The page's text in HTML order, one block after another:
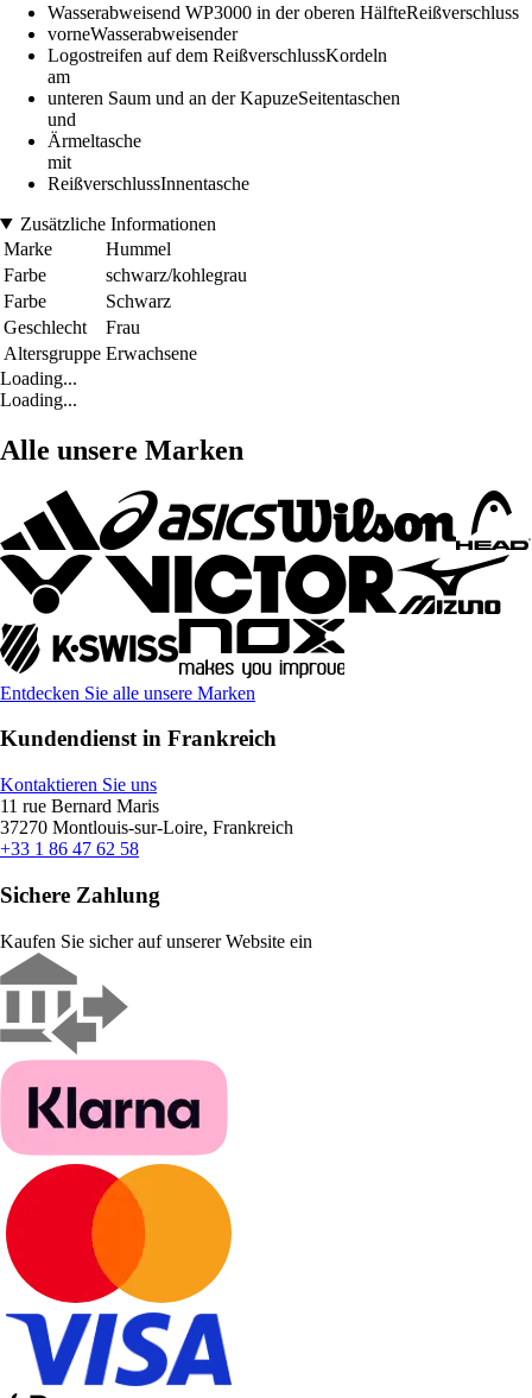
Wasserabweisend WP3000 in der oberen HälfteReißverschluss
vorneWasserabweisender
Logostreifen auf dem ReißverschlussKordeln
am
unteren Saum und an der KapuzeSeitentaschen
und
Ärmeltasche
mit
ReißverschlussInnentasche
Zusätzliche Informationen
Marke
Hummel
Farbe
schwarz/kohlegrau
Farbe
Schwarz
Geschlecht
Frau
Altersgruppe Erwachsene
Loading...
Loading...
Alle unsere Marken
Entdecken Sie alle unsere Marken
Kundendienst in Frankreich
Kontaktieren Sie uns
11 rue Bernard Maris
37270 Montlouis-sur-Loire, Frankreich
+33 1 86 47 62 58
Sichere Zahlung
Kaufen Sie sicher auf unserer Website ein